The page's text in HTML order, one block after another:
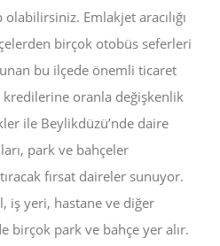
Emlakjet aracılığı
birçok otobüs seferleri
bu ilçede önemli ticaret
kredilerine oranla değişkenlik
ile Beylikdüzü’nde daire
park ve bahçeler
fırsat daireler sunuyor.
iş yeri, hastane ve diğer
birçok park ve bahçe yer alır.